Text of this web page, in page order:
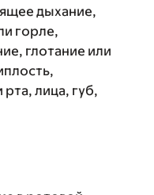
дыхание,
горле,
глотание или
рта, лица, губ,